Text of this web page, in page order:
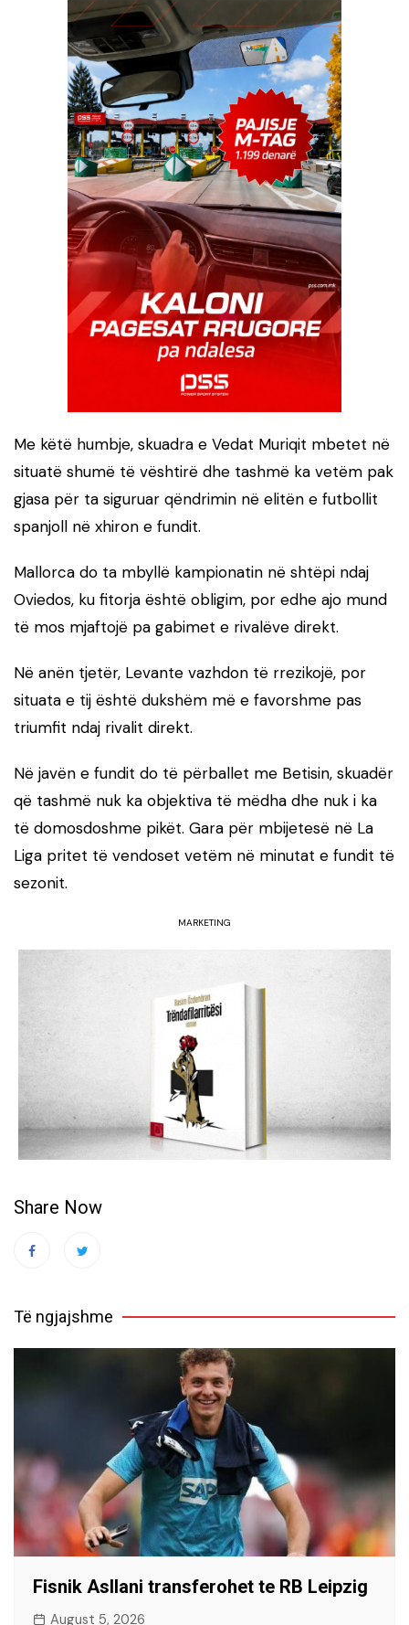
Me këtë humbje, skuadra e Vedat Muriqit mbetet në
situatë shumë të vështirë dhe tashmë ka vetëm pak
gjasa për ta siguruar qëndrimin në elitën e futbollit
spanjoll në xhiron e fundit.
Mallorca do ta mbyllë kampionatin në shtëpi ndaj
Oviedos, ku fitorja është obligim, por edhe ajo mund
të mos mjaftojë pa gabimet e rivalëve direkt.
Në anën tjetër, Levante vazhdon të rrezikojë, por
situata e tij është dukshëm më e favorshme pas
triumfit ndaj rivalit direkt.
Në javën e fundit do të përballet me Betisin, skuadër
që tashmë nuk ka objektiva të mëdha dhe nuk i ka
të domosdoshme pikët. Gara për mbijetesë në La
Liga pritet të vendoset vetëm në minutat e fundit të
sezonit.
MARKETING
Share Now
Të ngjajshme
Fisnik Asllani transferohet te RB Leipzig
August 5, 2026